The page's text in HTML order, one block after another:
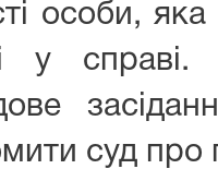
особи,
у
суд про